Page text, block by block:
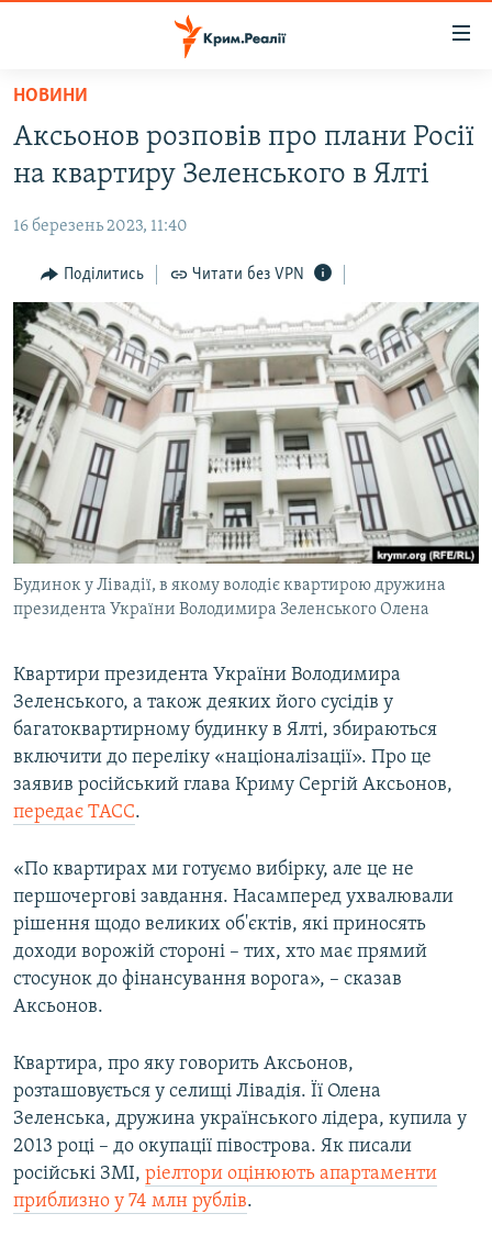
Перейти
основного
матеріалу
до
навігації
Перейти
до
пошуку
ВІДЕО ТА ФОТО
ПОЛІТИКА
БЛОГИ
ПОГЛЯД
ІНТЕРВ'Ю
ВСЕ ЗА ДЕНЬ
СПЕЦПРОЕКТИ
ДЕПОРТАЦІЯ
ВІДЕОУРОКИ «ELIFBE»
СВІДЧЕННЯ ОКУПАЦІЇ
УКРАЇНСЬКА ПРОБЛЕМА КРИМУ
ЯК ОБІЙТИ БЛОКУВАННЯ
Русский
Qırımtatar
Усі сайти RFE/RL
НОВИНИ
Аксьонов розповів про плани Росії
на квартиру Зеленського в Ялті
16 березень 2023, 11:40
Поділитись Читати без VPN
Будинок у Лівадії, в якому володіє квартирою дружина
президента України Володимира Зеленського Олена
Квартири президента України Володимира
Зеленського, а також деяких його сусідів у
багатоквартирному будинку в Ялті, збираються
включити до переліку «націоналізації». Про це
заявив російський глава Криму Сергій Аксьонов,
передає ТАСС.
«По квартирах ми готуємо вибірку, але це не
першочергові завдання. Насамперед ухвалювали
рішення щодо великих об'єктів, які приносять
доходи ворожій стороні – тих, хто має прямий
стосунок до фінансування ворога», – сказав
Аксьонов.
Квартира, про яку говорить Аксьонов,
розташовується у селищі Лівадія. Її Олена
Зеленська, дружина українського лідера, купила у
2013 році – до окупації півострова. Як писали
російські ЗМІ, ріелтори оцінюють апартаменти
приблизно у 74 млн рублів.